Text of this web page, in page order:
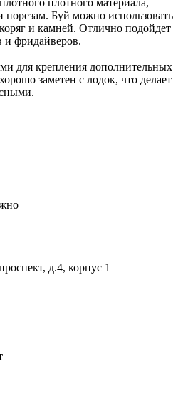
порезам. Буй можно использовать
и камней. Отлично подойдет
и фридайверов.
для крепления дополнительных
заметен с лодок, что делает
д.4, корпус 1